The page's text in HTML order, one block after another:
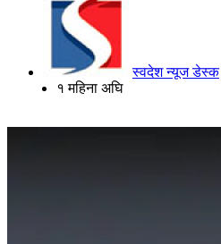
स्वदेश न्यूज डेस्क
१ महिना अघि